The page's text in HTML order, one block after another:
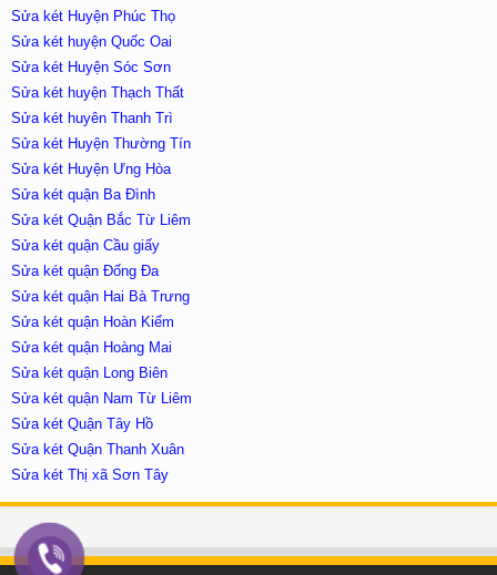
Sửa két Huyện Phúc Thọ
Sửa két huyện Quốc Oai
Sửa két Huyện Sóc Sơn
Sửa két huyện Thạch Thất
Sửa két huyên Thanh Trì
Sửa két Huyện Thường Tín
Sửa két Huyện Ưng Hòa
Sửa két quận Ba Đình
Sửa két Quận Bắc Từ Liêm
Sửa két quận Cầu giấy
Sửa két quận Đống Đa
Sửa két quận Hai Bà Trưng
Sửa két quận Hoàn Kiếm
Sửa két quận Hoàng Mai
Sửa két quận Long Biên
Sửa két quận Nam Từ Liêm
Sửa két Quận Tây Hồ
Sửa két Quận Thanh Xuân
Sửa két Thị xã Sơn Tây